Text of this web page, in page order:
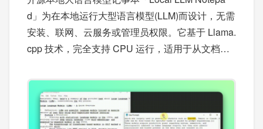
d」为在本地运行大型语言模型(LLM)而设计，无需
安装、联网、云服务或管理员权限。它基于 Llama.
cpp 技术，完全支持 CPU 运行，适用于从文档撰
助手的理想选择。